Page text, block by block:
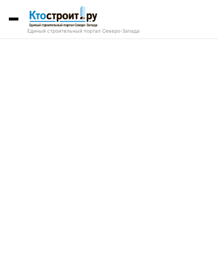
Единый строительный портал Северо-Запада